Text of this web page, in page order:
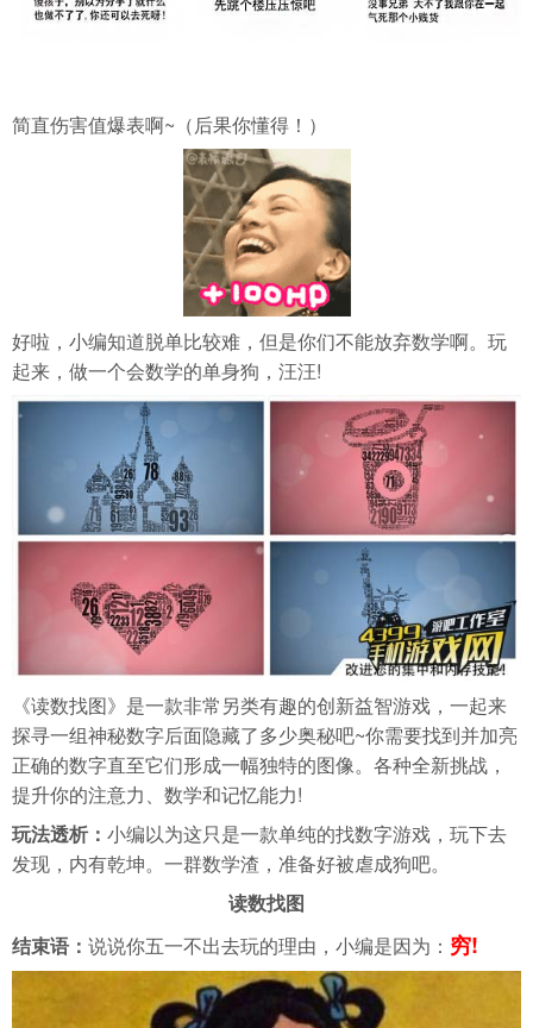
简直伤害值爆表啊~（后果你懂得！）
好啦，小编知道脱单比较难，但是你们不能放弃数学啊。玩
起来，做一个会数学的单身狗，汪汪!
《读数找图》是一款非常另类有趣的创新益智游戏，一起来
探寻一组神秘数字后面隐藏了多少奥秘吧~你需要找到并加亮
正确的数字直至它们形成一幅独特的图像。各种全新挑战，
提升你的注意力、数学和记忆能力!
玩法透析： 小编以为这只是一款单纯的找数字游戏，玩下去
发现，内有乾坤。一群数学渣，准备好被虐成狗吧。
读数找图
结束语： 说说你五一不出去玩的理由，小编是因为： 穷!